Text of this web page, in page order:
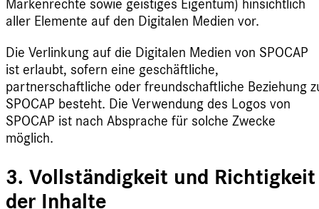
Markenrechte sowie geistiges Eigentum) hinsichtlich
aller Elemente auf den Digitalen Medien vor.
Die Verlinkung auf die Digitalen Medien von SPOCAP
ist erlaubt, sofern eine geschäftliche,
partnerschaftliche oder freundschaftliche Beziehung
SPOCAP besteht. Die Verwendung des Logos von
SPOCAP ist nach Absprache für solche Zwecke
möglich.
3. Vollständigkeit und Richtigkeit
der Inhalte